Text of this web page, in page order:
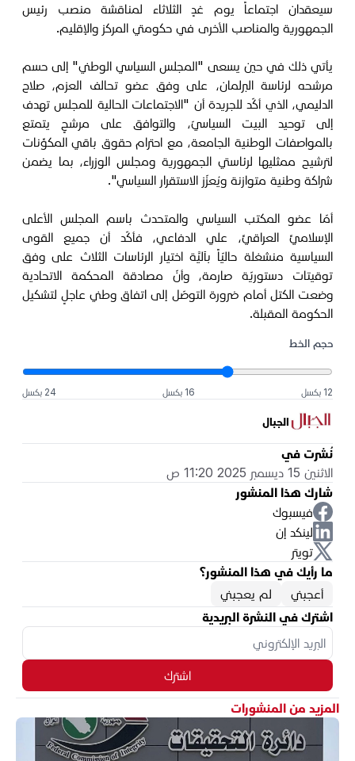
سيعقدان اجتماعاً يوم غدٍ الثلاثاء لمناقشة منصب رئيس
الجمهورية والمناصب الأخرى في حكومتي المركز والإقليم.
يأتي ذلك في حين يسعى "المجلس السياسي الوطني" إلى حسم
مرشحه لرئاسة البرلمان، على وفق عضو تحالف العزم، صلاح
الدليمي، الذي أكّد للجريدة أن "الاجتماعات الحالية للمجلس تهدف
إلى توحيد البيت السياسيّ، والتوافق على مرشحٍ يتمتع
بالمواصفات الوطنية الجامعة، مع احترام حقوق باقي المكوِّنات
لترشيح ممثليها لرئاستي الجمهورية ومجلس الوزراء، بما يضمن
شراكة وطنية متوازنة ويُعزّز الاستقرار السياسي".
أمّا عضو المكتب السياسي والمتحدث باسم المجلس الأعلى
الإسلاميِّ العراقيِّ، علي الدفاعي، فأكّد أن جميع القوى
السياسية منشغلة حاليّاً بآليَّة اختيار الرئاسات الثلاث على وفق
توقيتات دستوريّة صارمة، وأنّ مصادقة المحكمة الاتحادية
وضعت الكتل أمام ضرورة التوصّل إلى اتفاق وطني عاجلٍ لتشكيل
الحكومة المقبلة.
حجم الخط
12 بكسل 16 بكسل 24 بكسل
الجبال
نُشرت في
الاثنين 15 ديسمبر 2025 11:20 ص
شارك هذا المنشور
فيسبوك
لينكد إن
تويتر
ما رأيك في هذا المنشور؟
أعجبني
لم يعجبني
اشترك في النشرة البريدية
اشترك
المزيد من المنشورات